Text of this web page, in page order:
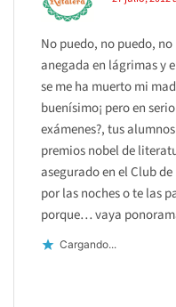
No puedo, no puedo,
anegada en lágrimas y
se me ha muerto mi
buenísimo¡ pero en
exámenes?, tus
premios nobel de
asegurado en el Club
por las noches o te las
porque… vaya
Cargando...